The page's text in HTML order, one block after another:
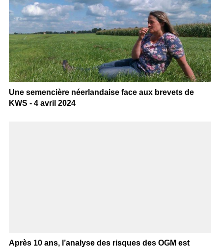
Une semencière néerlandaise face aux brevets de
KWS - 4 avril 2024
Après 10 ans, l’analyse des risques des OGM est